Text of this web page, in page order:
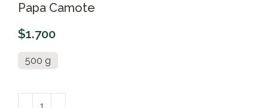
Papa Camote
$1.700
500 g